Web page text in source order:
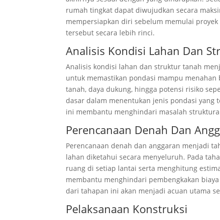
rumah tingkat dapat diwujudkan secara
mempersiapkan diri sebelum memulai
tersebut secara lebih rinci.
Analisis Kondisi Lahan Dan
Analisis kondisi lahan dan struktur tanah
untuk memastikan pondasi mampu
tanah, daya dukung, hingga potensi risiko
dasar dalam menentukan jenis pondasi
ini membantu menghindari masalah
Perencanaan Denah Dan
Perencanaan denah dan anggaran menjadi
lahan diketahui secara menyeluruh. Pada
ruang di setiap lantai serta menghitung
membantu menghindari pembengkakan
dari tahapan ini akan menjadi acuan utama
Pelaksanaan Konstruksi